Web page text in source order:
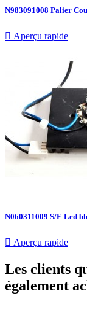
N983091008 Palier
 Aperçu rapide
N060311009 S/E Led
 Aperçu rapide
Les clients
également